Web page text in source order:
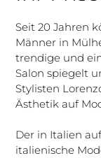
Seit 20 Jahren
Männer in
trendige und
Salon spiegelt
Stylisten
Ästhetik auf
Der in Italien
italienische